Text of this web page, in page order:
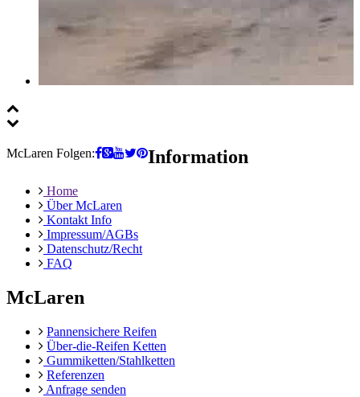
McLaren Folgen: Information
Home
Über McLaren
Kontakt Info
Impressum/AGBs
Datenschutz/Recht
FAQ
McLaren
Pannensichere Reifen
Über-die-Reifen Ketten
Gummiketten/Stahlketten
Referenzen
Anfrage senden